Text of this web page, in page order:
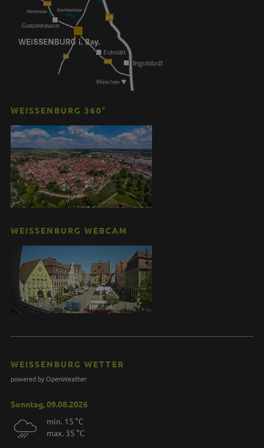
WEISSENBURG 360°
WEISSENBURG WEBCAM
WEISSENBURG WETTER
powered by OpenWeather
Sonntag, 09.08.2026
min. 15 °C
max. 35 °C